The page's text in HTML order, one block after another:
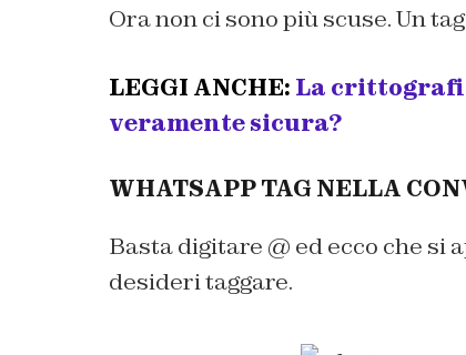
Ora non ci sono più scuse. Un
LEGGI ANCHE: La
veramente sicura?
WHATSAPP TAG NELLA
Basta digitare @ ed ecco che
desideri taggare.